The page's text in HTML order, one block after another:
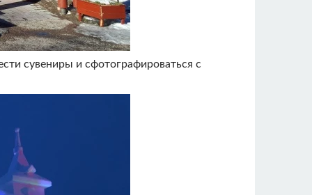
сувениры и сфотографироваться с